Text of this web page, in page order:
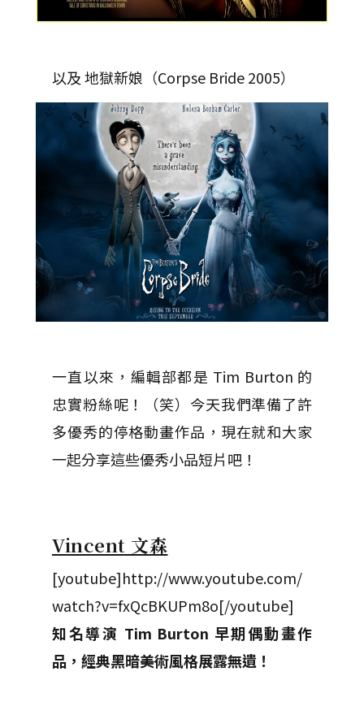
以及 地獄新娘（Corpse Bride 2005）
一直以來，編輯部都是 Tim Burton 的
忠實粉絲呢！（笑）今天我們準備了許
多優秀的停格動畫作品，現在就和大家
一起分享這些優秀小品短片吧！
Vincent 文森
[youtube]http://www.youtube.com/
watch?v=fxQcBKUPm8o[/youtube]
知名導演 Tim Burton 早期偶動畫作
品，經典黑暗美術風格展露無遺！